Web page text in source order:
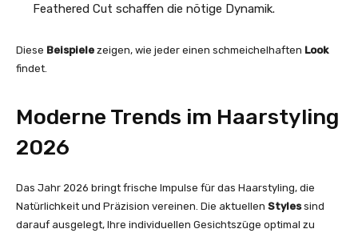
Feathered Cut schaffen die nötige Dynamik.
Diese Beispiele zeigen, wie jeder einen schmeichelhaften Look
findet.
Moderne Trends im Haarstyling
2026
Das Jahr 2026 bringt frische Impulse für das Haarstyling, die
Natürlichkeit und Präzision vereinen. Die aktuellen Stylessind
darauf ausgelegt, Ihre individuellen Gesichtszüge optimal zu